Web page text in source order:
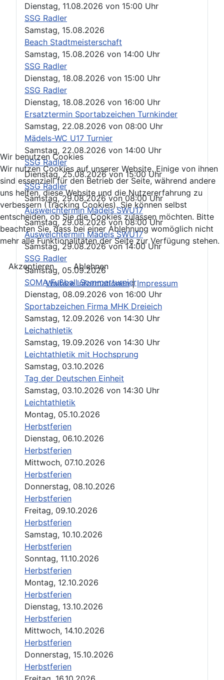
Dienstag, 11.08.2026 von 15:00 Uhr
SSG Radler
Samstag, 15.08.2026
Beach Stadtmeisterschaft
Samstag, 15.08.2026 von 14:00 Uhr
SSG Radler
Dienstag, 18.08.2026 von 15:00 Uhr
SSG Radler
Dienstag, 18.08.2026 von 16:00 Uhr
Ersatztermin Sportabzeichen Turnkinder
Samstag, 22.08.2026 von 08:00 Uhr
Mädels-WC U17 Turnier
Samstag, 22.08.2026 von 14:00 Uhr
SSG Radler
Dienstag, 25.08.2026von15:00 Uhr
SSG Radler
Samstag, 29.08.2026von08:00 Uhr
Ausweichtermin Mädels SWU17
Samstag, 29.08.2026von08:00 Uhr
Ausweichtermin Mädels SWU17
Samstag, 29.08.2026von14:00 Uhr
SSG Radler
Samstag, 05.09.2026
SOMA Fußball Sommerturnier
Dienstag, 08.09.2026 von 16:00 Uhr
Sportabzeichen Firma MHK Dreieich
Samstag, 12.09.2026 von 14:30 Uhr
Leichathletik
Samstag, 19.09.2026 von 14:30 Uhr
Leichtathletik mit Hochsprung
Samstag, 03.10.2026
Tag der Deutschen Einheit
Samstag, 03.10.2026 von 14:30 Uhr
Leichtathletik
Montag, 05.10.2026
Herbstferien
Dienstag, 06.10.2026
Herbstferien
Mittwoch, 07.10.2026
Herbstferien
Donnerstag, 08.10.2026
Herbstferien
Freitag, 09.10.2026
Herbstferien
Samstag, 10.10.2026
Herbstferien
Sonntag, 11.10.2026
Herbstferien
Montag, 12.10.2026
Herbstferien
Dienstag, 13.10.2026
Herbstferien
Mittwoch, 14.10.2026
Herbstferien
Donnerstag, 15.10.2026
Herbstferien
Wir benutzen Cookies
Wir nutzen Cookies auf unserer Website. Einige von ihnen
sind essenziell für den Betrieb der Seite, während andere
uns helfen, diese Website und die Nutzererfahrung zu
verbessern (Tracking Cookies). Sie können selbst
entscheiden, ob Sie die Cookies zulassen möchten. Bitte
beachten Sie, dass bei einer Ablehnung womöglich nicht
mehr alle Funktionalitäten der Seite zur Verfügung stehen.
Akzeptieren
Ablehnen
Weitere Informationen|Impressum